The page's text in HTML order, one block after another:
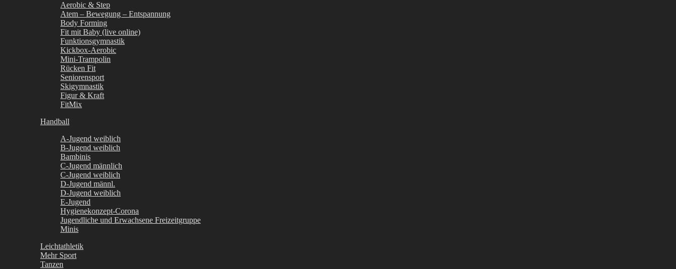
Aerobic & Step
Atem – Bewegung – Entspannung
Body Forming
Fit mit Baby (live online)
Funktionsgymnastik
Kickbox-Aerobic
Mini-Trampolin
Rücken Fit
Seniorensport
Skigymnastik
Figur & Kraft
FitMix
Handball
A-Jugend weiblich
B-Jugend weiblich
Bambinis
C-Jugend männlich
C-Jugend weiblich
D-Jugend männl.
D-Jugend weiblich
E-Jugend
Hygienekonzept-Corona
Jugendliche und Erwachsene Freizeitgruppe
Minis
Leichtathletik
Mehr Sport
Tanzen